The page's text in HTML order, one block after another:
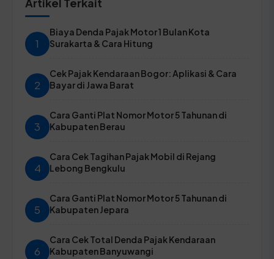
1
Biaya Denda Pajak Motor 1 Bulan Kota
Surakarta & Cara Hitung
2
Cek Pajak Kendaraan Bogor: Aplikasi & Cara
Bayar di Jawa Barat
3
Cara Ganti Plat Nomor Motor 5 Tahunan di
Kabupaten Berau
4
Cara Cek Tagihan Pajak Mobil di Rejang
Lebong Bengkulu
5
Cara Ganti Plat Nomor Motor 5 Tahunan di
Kabupaten Jepara
6
Cara Cek Total Denda Pajak Kendaraan
Kabupaten Banyuwangi